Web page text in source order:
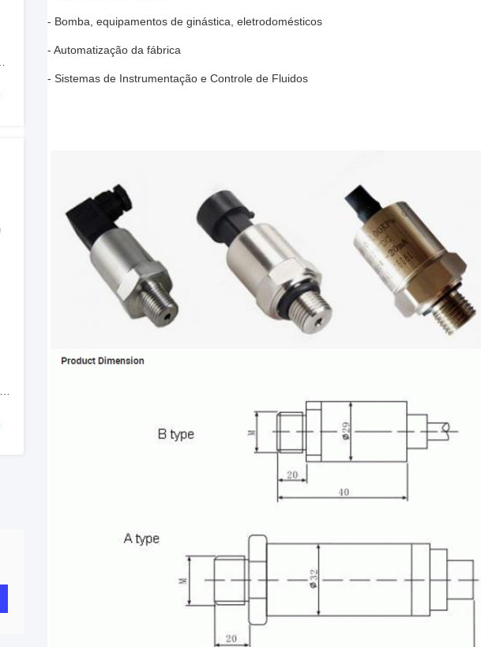
- Bomba, equipamentos de ginástica, eletrodomésticos
- Automatização da fábrica
- Sistemas de Instrumentação e Controle de Fluidos